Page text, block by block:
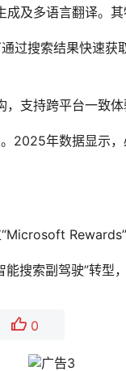
及多语言翻译。
过搜索结果快速获
支持跨平台一致
2025年数据显示
搜索副驾驶”转型
0